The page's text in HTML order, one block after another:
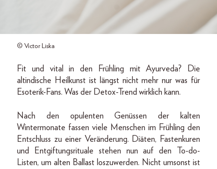
© Victor Liska
Fit und vital in den Frühling mit Ayurveda? Die
altindische Heilkunst ist längst nicht mehr nur was für
Esoterik-Fans. Was der Detox-Trend wirklich kann.
Nach den opulenten Genüssen der kalten
Wintermonate fassen viele Menschen im Frühling den
Entschluss zu einer Veränderung. Diäten, Fastenkuren
und Entgiftungsrituale stehen nun auf den To-do-
Listen, um alten Ballast loszuwerden. Nicht umsonst ist